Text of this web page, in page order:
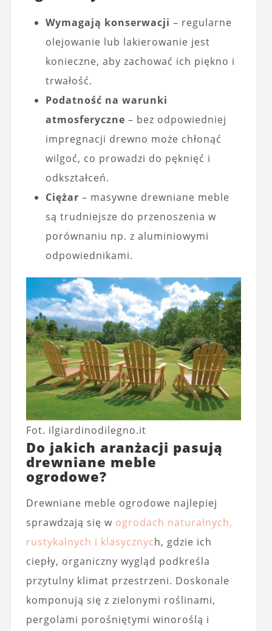
Wymagają konserwacji – regularne
olejowanie lub lakierowanie jest
konieczne, aby zachować ich piękno i
trwałość.
Podatność na warunki
atmosferyczne – bez odpowiedniej
impregnacji drewno może chłonąć
wilgoć, co prowadzi do pęknięć i
odkształceń.
Ciężar – masywne drewniane meble
są trudniejsze do przenoszenia w
porównaniu np. z aluminiowymi
odpowiednikami.
Fot. ilgiardinodilegno.it
Do jakich aranżacji pasują
drewniane meble
ogrodowe?
Drewniane meble ogrodowe najlepiej
sprawdzają się w ogrodach naturalnych,
rustykalnych i klasycznych, gdzie ich
ciepły, organiczny wygląd podkreśla
przytulny klimat przestrzeni. Doskonale
komponują się z zielonymi roślinami,
pergolami porośniętymi winoroślą i